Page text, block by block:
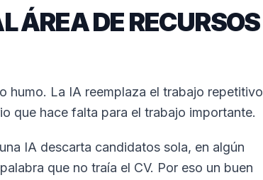
ÁREA DE RECURSOS
humo. La IA reemplaza el trabajo repetitivo
que hace falta para el trabajo importante.
IA descarta candidatos sola, en algún
que no traía el CV. Por eso un buen